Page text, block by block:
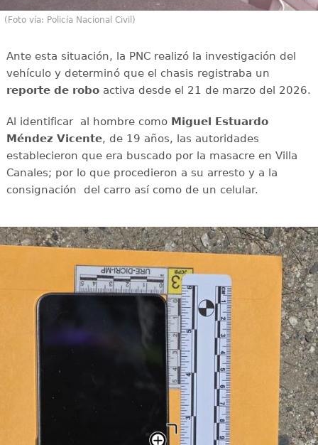
(Foto vía: Policía Nacional Civil)
Ante esta situación, la PNC realizó la investigación del
vehículo y determinó que el chasis registraba un
reporte de roboactiva desde el 21 de marzo del 2026.
Al identificar al hombre como Miguel Estuardo
Méndez Vicente, de 19 años, las autoridades
establecieron que era buscado por la masacre en Villa
Canales; por lo que procedieron a su arresto y a la
consignación del carro así como de un celular.